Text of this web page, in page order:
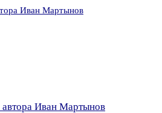
Иван Мартынов
автора Иван Мартынов